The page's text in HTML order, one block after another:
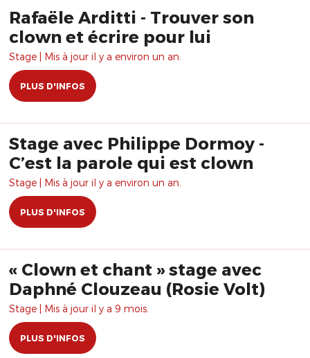
Rafaële Arditti - Trouver son
clown et écrire pour lui
Stage | Mis à jour il y a environ un an.
PLUS D'INFOS
Stage avec Philippe Dormoy -
C’est la parole qui est clown
Stage | Mis à jour il y a environ un an.
PLUS D'INFOS
« Clown et chant » stage avec
Daphné Clouzeau (Rosie Volt)
Stage | Mis à jour il y a 9 mois.
PLUS D'INFOS